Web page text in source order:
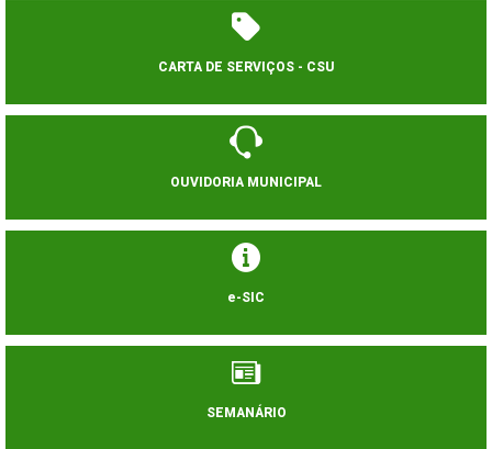
CARTA DE SERVIÇOS - CSU
OUVIDORIA MUNICIPAL
e-SIC
SEMANÁRIO